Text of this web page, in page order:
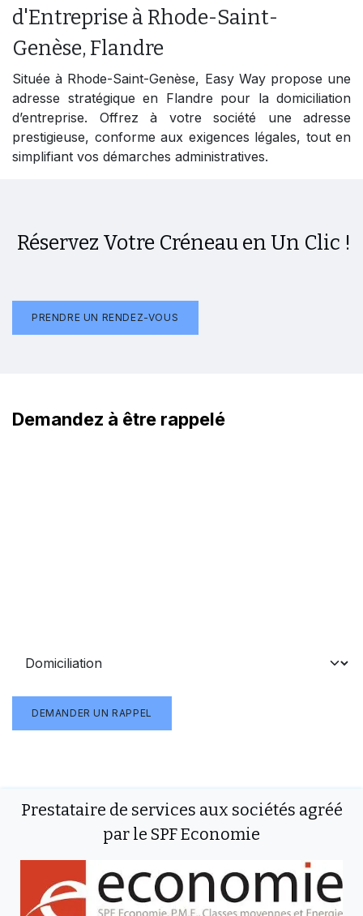
d'Entreprise à Rhode-Saint-
Genèse, Flandre
Située à Rhode-Saint-Genèse, Easy Way propose une
adresse stratégique en Flandre pour la domiciliation
d’entreprise. Offrez à votre société une adresse
prestigieuse, conforme aux exigences légales, tout en
simplifiant vos démarches administratives.
Réservez Votre Créneau en Un Clic !
PRENDRE UN RENDEZ-VOUS
Demandez à être rappe​lé
DEMANDER UN RAPPEL
Prestataire de services aux sociétés agréé
par le SPF Economie